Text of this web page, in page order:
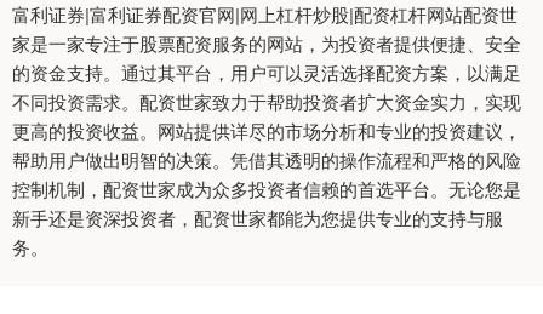
富利证券|富利证券配资官网|网上杠杆炒股|配资杠杆网站配资世
家是一家专注于股票配资服务的网站，为投资者提供便捷、安全
的资金支持。通过其平台，用户可以灵活选择配资方案，以满足
不同投资需求。配资世家致力于帮助投资者扩大资金实力，实现
更高的投资收益。网站提供详尽的市场分析和专业的投资建议，
帮助用户做出明智的决策。凭借其透明的操作流程和严格的风险
控制机制，配资世家成为众多投资者信赖的首选平台。无论您是
新手还是资深投资者，配资世家都能为您提供专业的支持与服
务。